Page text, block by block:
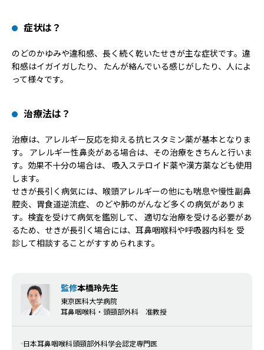
症状は？
のどのかゆみや違和感、長く続く乾いたせきが主な症状です。違
和感はイガイガしたり、 たんが絡んでいる感じがしたり、人によ
って様々です。
治療法は？
治療は、アレルギー反応を抑える抗ヒスタミン薬が基本となりま
す。 アレルギー性鼻炎がある場合は、その治療をきちんと行いま
す。効果不十分の場合は、 吸入ステロイド薬や漢方薬なども使用
します。
せきが長引く病気には、喉頭アレルギーの他にも喘息や慢性副鼻
腔炎、胃食道逆流症、 のどや肺のがんなど多くの病気がありま
す。検査を受けて病気を鑑別して、 適切な治療を受ける必要があ
るため、せきが長引く場合には、耳鼻咽喉科や呼吸器内科を 受
診して相談することがすすめられます。
監修本橋玲先生
東京医科大学病院
耳鼻咽喉科・頭頸部外科 准教授
日本耳鼻咽喉科頭頸部外科学会認定専門医